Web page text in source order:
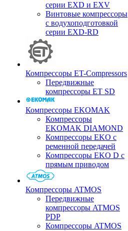
серии EXD и EXV
Винтовые компрессоры
с водухоподготовкой
серии EXD-RD
Компрессоры ET-Compressors
Передвижные
компрессоры ET SD
Компрессоры EKOMAK
Компрессоры
EKOMAK DIAMOND
Компрессоры EKO c
ременной передачей
Компрессоры EKO D с
прямым приводом
Компрессоры ATMOS
Передвижные
компрессоры ATMOS
PDP
Компрессоры ATMOS